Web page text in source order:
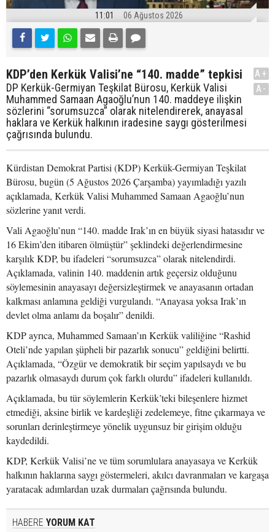
11:01 06 Ağustos 2026
KDP’den Kerkük Valisi’ne “140. madde” tepkisi
DP Kerkük-Germiyan Teşkilat Bürosu, Kerkük Valisi
Muhammed Samaan Agaoğlu’nun 140. maddeye ilişkin
sözlerini “sorumsuzca” olarak nitelendirerek, anayasal
haklara ve Kerkük halkının iradesine saygı gösterilmesi
çağrısında bulundu.
A+
A-
Kürdistan Demokrat Partisi (KDP) Kerkük-Germiyan Teşkilat
Bürosu, bugün (5 Ağustos 2026 Çarşamba) yayımladığı yazılı
açıklamada, Kerkük Valisi Muhammed Samaan Agaoğlu’nun
sözlerine yanıt verdi.
Vali Agaoğlu’nun “140. madde Irak’ın en büyük siyasi hatasıdır ve
16 Ekim’den itibaren ölmüştür” şeklindeki değerlendirmesine
karşılık KDP, bu ifadeleri “sorumsuzca” olarak nitelendirdi.
Açıklamada, valinin 140. maddenin artık geçersiz olduğunu
söylemesinin anayasayı değersizleştirmek ve anayasanın ortadan
kalkması anlamına geldiği vurgulandı. “Anayasa yoksa Irak’ın
devlet olma anlamı da boşalır” denildi.
KDP ayrıca, Muhammed Samaan’ın Kerkük valiliğine “Rashid
Oteli’nde yapılan şüpheli bir pazarlık sonucu” geldiğini belirtti.
Açıklamada, “Özgür ve demokratik bir seçim yapılsaydı ve bu
pazarlık olmasaydı durum çok farklı olurdu” ifadeleri kullanıldı.
Açıklamada, bu tür söylemlerin Kerkük’teki bileşenlere hizmet
etmediği, aksine birlik ve kardeşliği zedelemeye, fitne çıkarmaya ve
sorunları derinleştirmeye yönelik uygunsuz bir girişim olduğu
kaydedildi.
KDP, Kerkük Valisi’ne ve tüm sorumlulara anayasaya ve Kerkük
halkının haklarına saygı göstermeleri, akılcı davranmaları ve kargaşa
yaratacak adımlardan uzak durmaları çağrısında bulundu.
HABERE YORUM KAT